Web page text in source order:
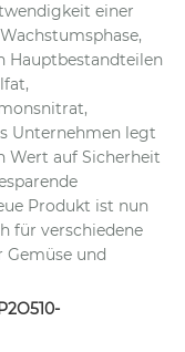
einer
Hauptbestandteilen
Unternehmen legt
Wert auf Sicherheit
Produkt ist nun
für verschiedene
Gemüse und